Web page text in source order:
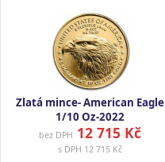
Zlatá mince- American Eagle
1/10 Oz-2022
bez DPH 12 715 Kč
s DPH 12 715 Kč